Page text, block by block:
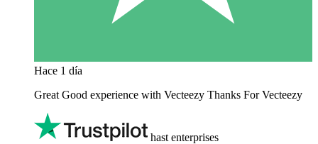
Hace 1 día
Great Good experience with Vecteezy Thanks For Vecteezy
hast enterprises